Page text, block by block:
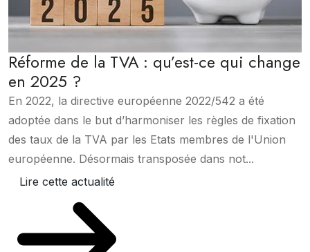
Réforme de la TVA : qu’est-ce qui change
en 2025 ?
En 2022, la directive européenne 2022/542 a été
adoptée dans le but d’harmoniser les règles de fixation
des taux de la TVA par les Etats membres de l'Union
européenne. Désormais transposée dans not...
Lire cette actualité